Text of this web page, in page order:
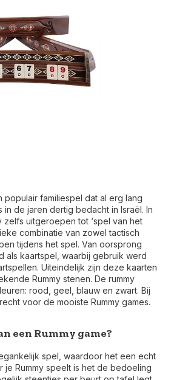
populair familiespel dat al erg lang
de jaren dertig bedacht in Israël. In
zelfs uitgeroepen tot ‘spel van het
combinatie van zowel tactisch
tijdens het spel. Van oorsprong
als kaartspel, waarbij gebruik werd
Uiteindelijk zijn deze kaarten
Rummy stenen. De rummy
rood, geel, blauw en zwart. Bij
voor de mooiste Rummy games.
een Rummy game?
spel, waardoor het een echt
je Rummy speelt is het de bedoeling